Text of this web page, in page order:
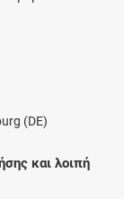
(DE)
και λοιπή